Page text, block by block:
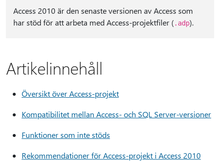
Access 2010 är den senaste versionen av Access som
har stöd för att arbeta med Access-projektfiler (.adp).
Artikelinnehåll
Översikt över Access-projekt
Kompatibilitet mellan Access- och SQL Server-versioner
Funktioner som inte stöds
Rekommendationer för Access-projekt i Access 2010